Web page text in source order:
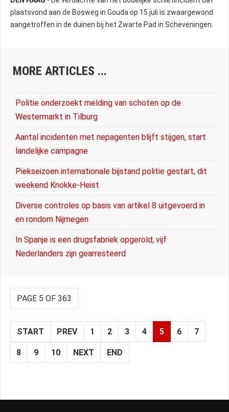
plaatsvond aan de Bosweg in Gouda op 15 juli is zwaargewond
aangetroffen in de duinen bij het Zwarte Pad in Scheveningen.
MORE ARTICLES ...
Politie onderzoekt melding van schoten op de
Westermarkt in Tilburg
Aantal incidenten met nepagenten blijft stijgen, start
landelijke campagne
Piekseizoen internationale bijstand politie gestart, dit
weekend Knokke-Heist
Diverse controles op basis van artikel 8 uitgevoerd in
en rondom Nijmegen
In Spanje is een drugsfabriek opgerold; vijf
Nederlanders zijn gearresteerd
PAGE 5 OF 363
START PREV 1 2 3 4 5 6 7
8 9 10 NEXT END